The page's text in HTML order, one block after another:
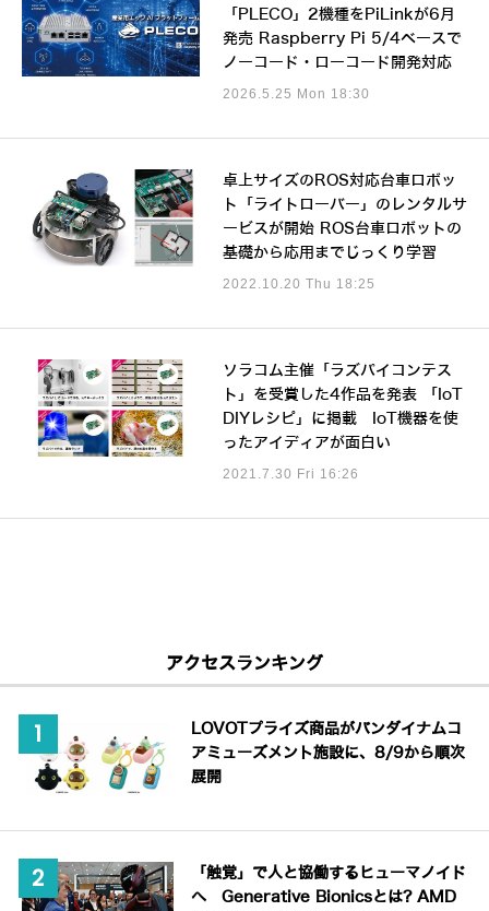
「PLECO」2機種をPiLinkが6月
発売 Raspberry Pi 5/4ベースで
ノーコード・ローコード開発対応
2026.5.25 Mon 18:30
卓上サイズのROS対応台車ロボッ
ト「ライトローバー」のレンタルサ
ービスが開始 ROS台車ロボットの
基礎から応用までじっくり学習
2022.10.20 Thu 18:25
ソラコム主催「ラズパイコンテス
ト」を受賞した4作品を発表 「IoT
DIYレシピ」に掲載 IoT機器を使
ったアイディアが面白い
2021.7.30 Fri 16:26
アクセスランキング
LOVOTプライズ商品がバンダイナムコ
アミューズメント施設に、8/9から順次
展開
「触覚」で人と協働するヒューマノイド
へ Generative Bionicsとは? AMD